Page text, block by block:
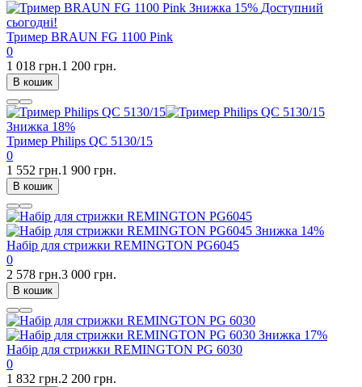
Знижка 15% Доступний
сьогодні!
Тример BRAUN FG 1100 Pink
0
1 018 грн.1 200 грн.
В кошик
Знижка 18%
Тример Philips QC 5130/15
0
1 552 грн.1 900 грн.
В кошик
Знижка 14%
Набір для стрижки REMINGTON PG6045
0
2 578 грн.3 000 грн.
В кошик
Знижка 17%
Набір для стрижки REMINGTON PG 6030
0
1 832 грн.2 200 грн.